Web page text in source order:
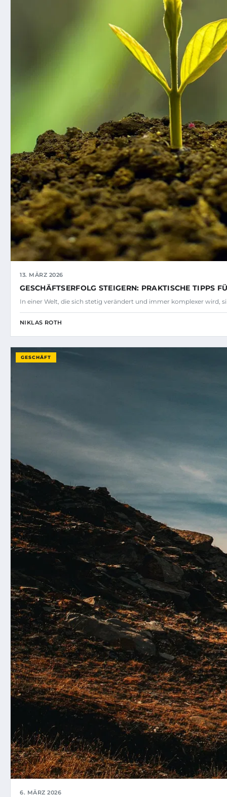
13. MÄRZ 2026
GESCHÄFTSERFOLG STEIGERN: PRAKTISCHE TIPPS
In einer Welt, die sich stetig verändert und immer komplexer wird,
NIKLAS ROTH
GESCHÄFT
6. MÄRZ 2026